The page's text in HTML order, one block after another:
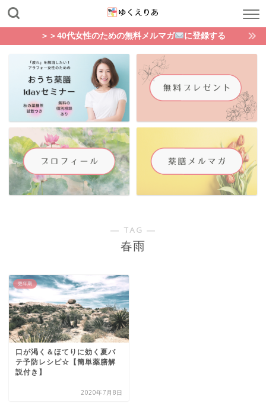
＞＞40代女性のための無料メルマガ に登録する
― TAG ―
春雨
更年期
口が渇く＆ほてりに効く夏バ
テ予防レシピ☆【簡単薬膳解
説付き】
2020年7月8日